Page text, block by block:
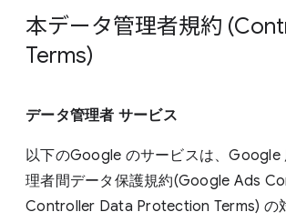
本データ管理者規約
Terms)
データ管理者 サービス
以下のGoogle のサービスは、Google
理者間データ保護規約(Google Ads
Controller Data Protection Terms) の